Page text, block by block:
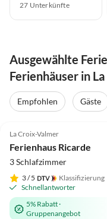
27 Unterkünfte
Ausgewählte
Ferienhäuser in
Empfohlen Gäste
Super-Gastgeber
Top-
La Croix-Valmer
Ferienhaus Ricarde
3 Schlafzimmer
3/ 5
Klassifizierung
Schnellantworter
5% Rabatt·
Gruppenangebot